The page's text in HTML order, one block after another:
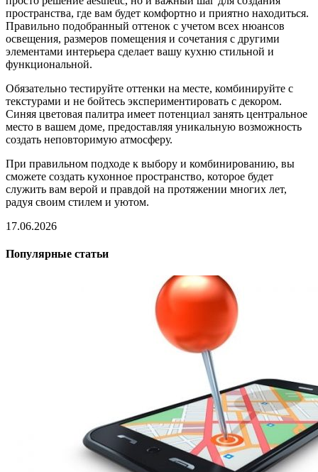
пространства, где вам будет комфортно и приятно находиться.
Правильно подобранный оттенок с учетом всех нюансов
освещения, размеров помещения и сочетания с другими
элементами интерьера сделает вашу кухню стильной и
функциональной.
Обязательно тестируйте оттенки на месте, комбинируйте с
текстурами и не бойтесь экспериментировать с декором.
Синяя цветовая палитра имеет потенциал занять центральное
место в вашем доме, предоставляя уникальную возможность
создать неповторимую атмосферу.
При правильном подходе к выбору и комбинированию, вы
сможете создать кухонное пространство, которое будет
служить вам верой и правдой на протяжении многих лет,
радуя своим стилем и уютом.
17.06.2026
Популярные статьи